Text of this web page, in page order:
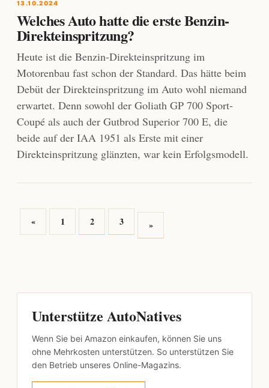
13.10.2024
Welches Auto hatte die erste Benzin-
Direkteinspritzung?
Heute ist die Benzin-Direkteinspritzung im
Motorenbau fast schon der Standard. Das hätte beim
Debüt der Direkteinspritzung im Auto wohl niemand
erwartet. Denn sowohl der Goliath GP 700 Sport-
Coupé als auch der Gutbrod Superior 700 E, die
beide auf der IAA 1951 als Erste mit einer
Direkteinspritzung glänzten, war kein Erfolgsmodell.
« 1 2 3 »
Unterstütze AutoNatives
Wenn Sie bei Amazon einkaufen, können Sie uns
ohne Mehrkosten unterstützen. So unterstützen Sie
den Betrieb unseres Online-Magazins.